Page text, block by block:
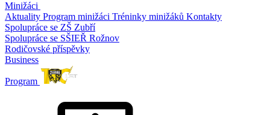
Minižáci
Aktuality Program minižáci Tréninky minižáků Kontakty
Spolupráce se ZŠ Zubří
Spolupráce se SŠIEŘ Rožnov
Rodičovské příspěvky
Business
Program